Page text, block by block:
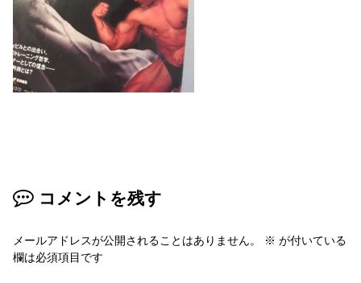
コメントを残す
メールアドレスが公開されることはありません。 ※ が付いている
欄は必須項目です